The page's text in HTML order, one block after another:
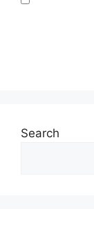
Search